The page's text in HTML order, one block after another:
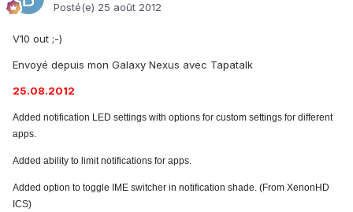
Posté(e) 25 août 2012
V10 out ;-)
Envoyé depuis mon Galaxy Nexus avec Tapatalk
25.08.2012
Added notification LED settings with options for custom settings for different
apps.
Added ability to limit notifications for apps.
Added option to toggle IME switcher in notification shade. (From XenonHD
ICS)